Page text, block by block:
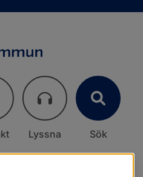
Lyssna Sök